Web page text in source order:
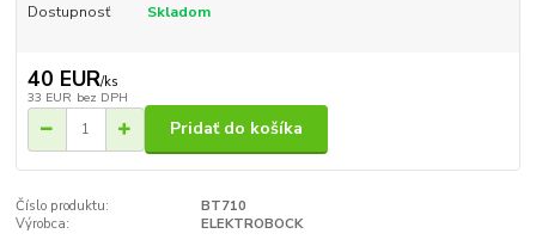
Dostupnosť Skladom
40 EUR/ks
33 EUR bez DPH
Pridať do košíka
Číslo produktu:
BT710
Výrobca:
ELEKTROBOCK